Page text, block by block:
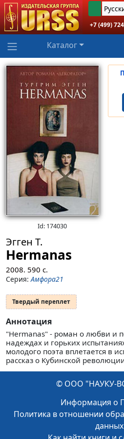
+7 (499)
Каталог
Id: 174030
Эгген Т.
Hermanas
2008. 590 с.
Серия: Амфора21
Твердый переплет
Аннотация
"Hermanas" - роман о любви и
надеждах и горьких
молодого поэта вплетается в
рассказ о Кубинской
© ООО "НАУКУ-
Информация о
Политика в отношении
данных